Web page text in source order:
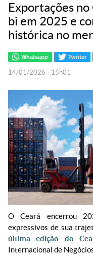
Exportações
bi em 2025 e
histórica no
Whatsapp Twitter
14/01/2026 - 15h01
O Ceará encerrou
expressivos de sua
última edição do
Internacional de